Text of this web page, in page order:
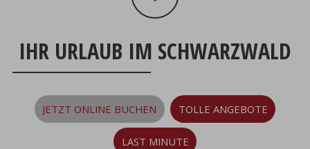
IHR URLAUB IM SCHWARZWALD
JETZT ONLINE BUCHEN TOLLE ANGEBOTE
LAST MINUTE